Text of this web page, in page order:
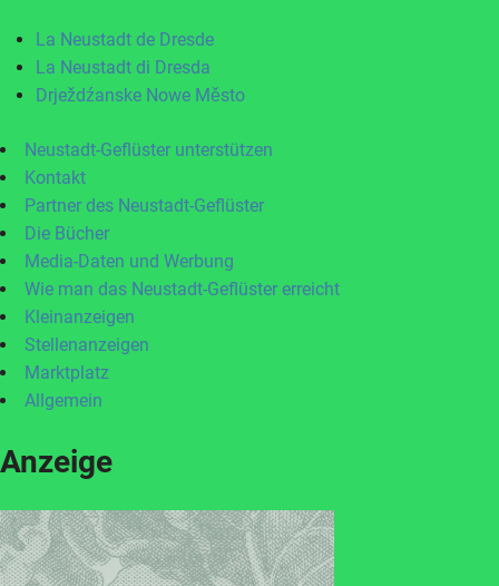
La Neustadt de Dresde
La Neustadt di Dresda
Drježdźanske Nowe Město
Neustadt-Geflüster unterstützen
Kontakt
Partner des Neustadt-Geflüster
Die Bücher
Media-Daten und Werbung
Wie man das Neustadt-Geflüster erreicht
Kleinanzeigen
Stellenanzeigen
Marktplatz
Allgemein
Anzeige